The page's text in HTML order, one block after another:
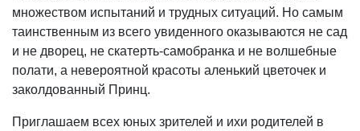
множеством испытаний и трудных ситуаций. Но самым
таинственным из всего увиденного оказываются не сад
и не дворец, не скатерть-самобранка и не волшебные
полати, а невероятной красоты аленький цветочек и
заколдованный Принц.
Приглашаем всех юных зрителей и ихи родителей в